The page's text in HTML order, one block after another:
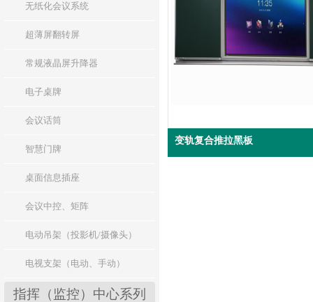
无纸化会议系统
超薄屏翻转屏
常规液晶屏升降器
电子桌牌
会议话筒
智慧门牌
桌面信息插座
会议中控、矩阵
电动吊架（投影机/摄像头）
电视支架（电动、手动）
指挥（监控）中心系列
变轨复合推拉黑板